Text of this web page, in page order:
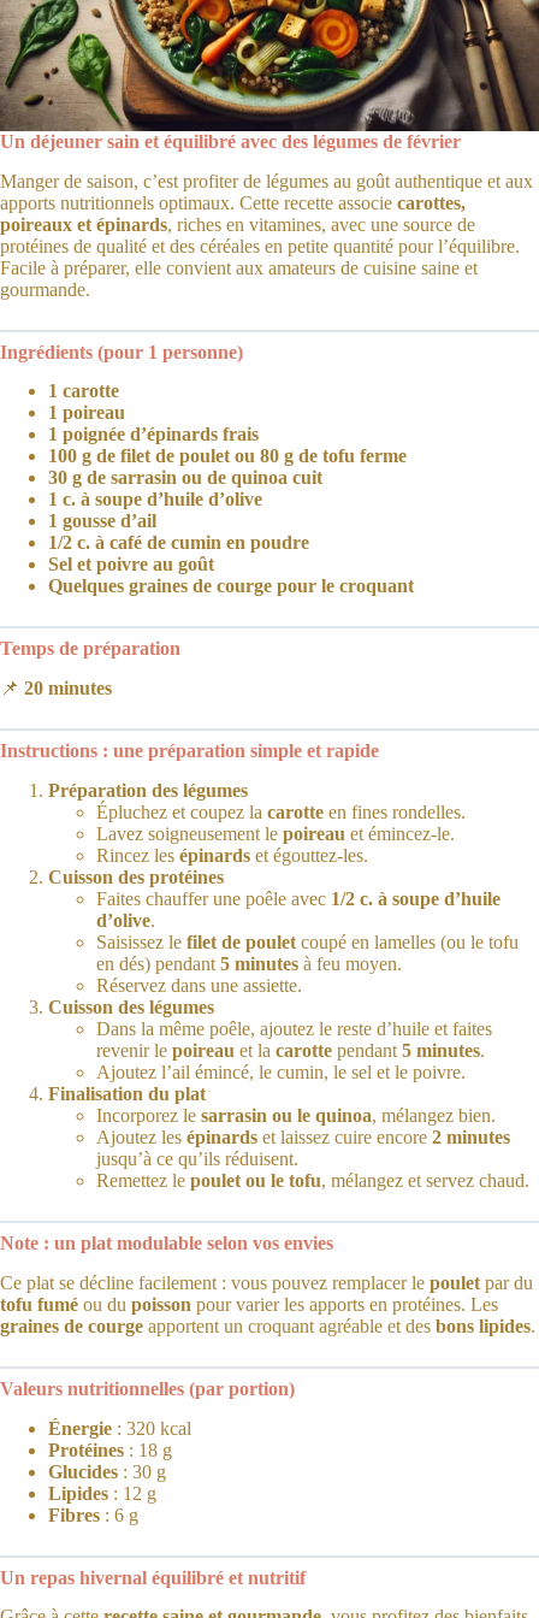
Un déjeuner sain et équilibré avec des légumes de février
Manger de saison, c’est profiter de légumes au goût authentique et aux
apports nutritionnels optimaux. Cette recette associe carottes,
poireaux et épinards, riches en vitamines, avec une source de
protéines de qualité et des céréales en petite quantité pour l’équilibre.
Facile à préparer, elle convient aux amateurs de cuisine saine et
gourmande.
Ingrédients (pour 1 personne)
1 carotte
1 poireau
1 poignée d’épinards frais
100 g de filet de poulet ou 80 g de tofu ferme
30 g de sarrasin ou de quinoa cuit
1 c. à soupe d’huile d’olive
1 gousse d’ail
1/2 c. à café de cumin en poudre
Sel et poivre au goût
Quelques graines de courge pour le croquant
Temps de préparation
📌 20 minutes
Instructions : une préparation simple et rapide
Préparation des légumes
Épluchez et coupez la carotte en fines rondelles.
Lavez soigneusement le poireau et émincez-le.
Rincez les épinards et égouttez-les.
Cuisson des protéines
Faites chauffer une poêle avec 1/2 c. à soupe d’huile
d’olive.
Saisissez le filet de poulet coupé en lamelles (ou le tofu
en dés) pendant 5 minutes à feu moyen.
Réservez dans une assiette.
Cuisson des légumes
Dans la même poêle, ajoutez le reste d’huile et faites
revenir le poireau et la carotte pendant 5 minutes.
Ajoutez l’ail émincé, le cumin, le sel et le poivre.
Finalisation du plat
Incorporez le sarrasin ou le quinoa, mélangez bien.
Ajoutez les épinards et laissez cuire encore 2 minutes
jusqu’à ce qu’ils réduisent.
Remettez le poulet ou le tofu, mélangez et servez chaud.
Note : un plat modulable selon vos envies
Ce plat se décline facilement : vous pouvez remplacer le poulet par du
tofu fumé ou du poisson pour varier les apports en protéines. Les
graines de courge apportent un croquant agréable et des bons lipides.
Valeurs nutritionnelles (par portion)
Énergie : 320 kcal
Protéines : 18 g
Glucides : 30 g
Lipides : 12 g
Fibres : 6 g
Un repas hivernal équilibré et nutritif